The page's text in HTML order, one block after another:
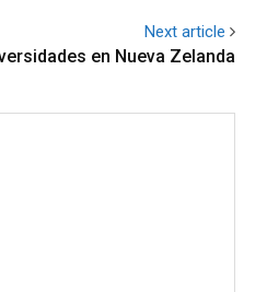
Next article
en Nueva Zelanda